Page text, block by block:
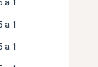
a 1
a 1
a 1